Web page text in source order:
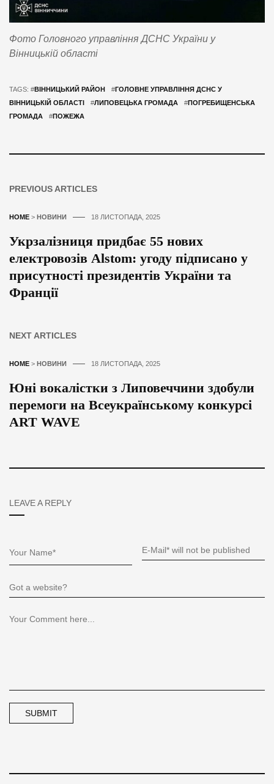
Фото Головного управління ДСНС України у
Вінницькій області
TAGS: #ВІННИЦЬКИЙ РАЙОН #ГОЛОВНЕ УПРАВЛІННЯ ДСНС У
ВІННИЦЬКІЙ ОБЛАСТІ
#ЛИПОВЕЦЬКА ГРОМАДА #ПОГРЕБИЩЕНСЬКА
ГРОМАДА
#ПОЖЕЖА
PREVIOUS ARTICLES
HOME > НОВИНИ 18 ЛИСТОПАДА, 2025
Укрзалізниця придбає 55 нових
електровозів Alstom: угоду підписано у
присутності президентів України та
Франції
NEXT ARTICLES
HOME > НОВИНИ 18 ЛИСТОПАДА, 2025
Юні вокалістки з Липовеччини здобули
перемоги на Всеукраїнському конкурсі
ART WAVE
LEAVE A REPLY